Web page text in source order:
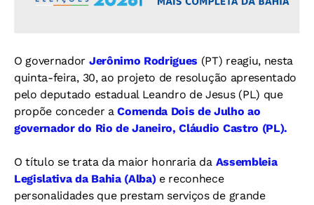
O governador Jerônimo Rodrigues (PT) reagiu, nesta
quinta-feira, 30, ao projeto de resolução apresentado
pelo deputado estadual Leandro de Jesus (PL) que
propõe conceder aComenda Dois de Julho ao
governador do Rio de Janeiro, Cláudio Castro (PL).
O título se trata da maior honraria daAssembleia
Legislativa da Bahia (Alba)e reconhece
personalidades que prestam serviços de grande